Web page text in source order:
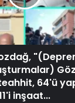
64'ü
inşaat...